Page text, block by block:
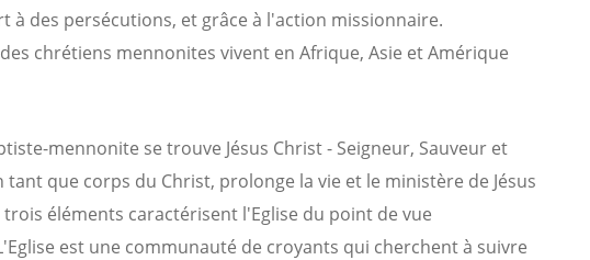
à des persécutions, et grâce à l'action missionnaire.
chrétiens mennonites vivent en Afrique, Asie et Amérique
mennonite se trouve Jésus Christ - Seigneur, Sauveur et
tant que corps du Christ, prolonge la vie et le ministère de Jésus
éléments caractérisent l'Eglise du point de vue
est une communauté de croyants qui cherchent à suivre